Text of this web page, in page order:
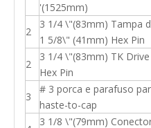
'(1525mm)
2
3 1/4 \"(83mm) Tampa
1 5/8\" (41mm) Hex Pin
2
3 1/4 \"(83mm) TK
Hex Pin
3
# 3 porca e parafuso
haste-to-cap
3 1/8 \"(79mm)